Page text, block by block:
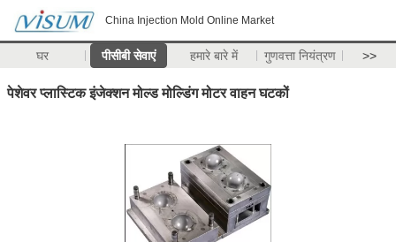
China Injection Mold Online Market
घर पीसीबी सेवाएं हमारे बारे में गुणवत्ता नियंत्रण >>
पेशेवर प्लास्टिक इंजेक्शन मोल्ड मोल्डिंग मोटर वाहन घटकों